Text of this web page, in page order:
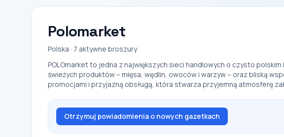
Polomarket
Polska · 7 aktywne broszury
POLOmarket to jedna z największych sieci handlowych o czysto
świeżych produktów – mięsa, wędlin, owoców i warzyw – oraz bliską
promocjami i przyjazną obsługą, która stwarza przyjemną atmosferę
Otrzymuj powiadomienia o nowych gazetkach